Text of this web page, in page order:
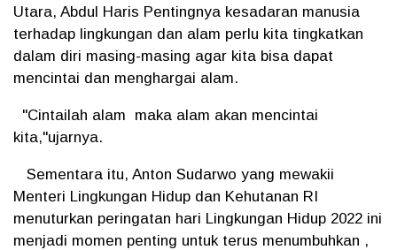
Utara, Abdul Haris Pentingnya kesadaran manusia
terhadap lingkungan dan alam perlu kita tingkatkan
dalam diri masing-masing agar kita bisa dapat
mencintai dan menghargai alam.
"Cintailah alam maka alam akan mencintai
kita,"ujarnya.
Sementara itu, Anton Sudarwo yang mewakii
Menteri Lingkungan Hidup dan Kehutanan RI
menuturkan peringatan hari Lingkungan Hidup 2022 ini
menjadi momen penting untuk terus menumbuhkan ,